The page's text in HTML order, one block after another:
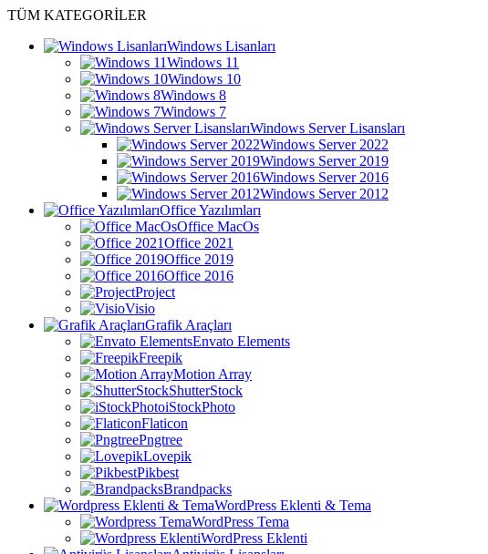
TÜM KATEGORİLER
Windows Lisanları
Windows 11
Windows 10
Windows 8
Windows 7
Windows Server Lisansları
Windows Server 2022
Windows Server 2019
Windows Server 2016
Windows Server 2012
Office Yazılımları
Office MacOs
Office 2021
Office 2019
Office 2016
Project
Visio
Grafik Araçları
Envato Elements
Freepik
Motion Array
ShutterStock
iStockPhoto
Flaticon
Pngtree
Lovepik
Pikbest
Brandpacks
WordPress Eklenti & Tema
WordPress Tema
WordPress Eklenti